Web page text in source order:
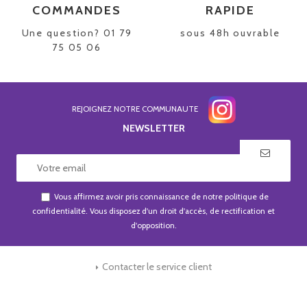
COMMANDES
Une question? 01 79
75 05 06
RAPIDE
sous 48h ouvrable
REJOIGNEZ NOTRE COMMUNAUTE
NEWSLETTER
Vous affirmez avoir pris connaissance de notre politique de
confidentialité. Vous disposez d'un droit d'accès, de rectification et
d'opposition.
Contacter le service client